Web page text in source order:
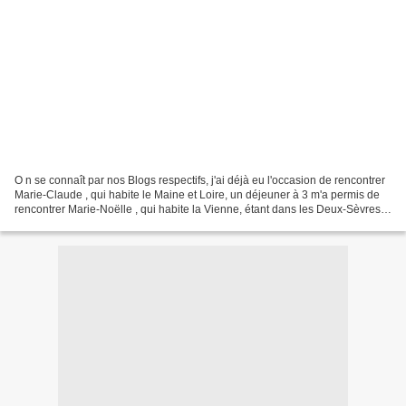
O n se connaît par nos Blogs respectifs, j'ai déjà eu l'occasion de rencontrer
Marie-Claude , qui habite le Maine et Loire, un déjeuner à 3 m'a permis de
rencontrer Marie-Noëlle , qui habite la Vienne, étant dans les Deux-Sèvres,